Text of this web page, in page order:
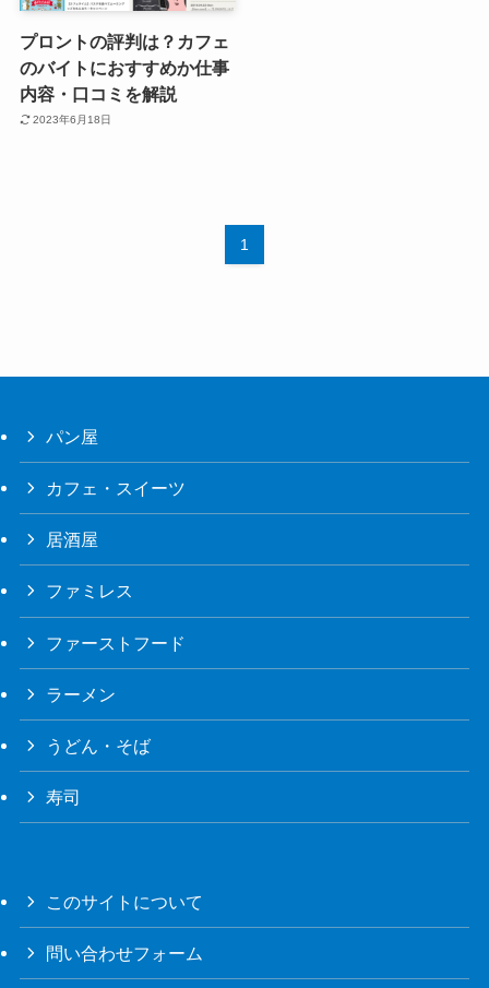
プロントの評判は？カフェ
のバイトにおすすめか仕事
内容・口コミを解説
2023年6月18日
1
パン屋
カフェ・スイーツ
居酒屋
ファミレス
ファーストフード
ラーメン
うどん・そば
寿司
このサイトについて
問い合わせフォーム